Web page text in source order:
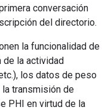
conversación
del directorio.
la funcionalidad de
de la actividad
los datos de peso
transmisión de
PHI en virtud de la